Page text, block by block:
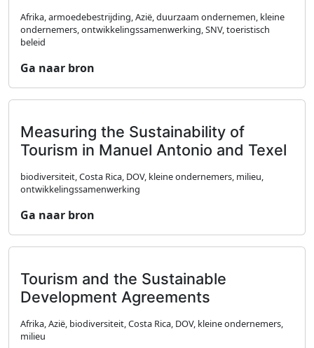
Afrika, armoedebestrijding, Azië, duurzaam ondernemen, kleine
ondernemers, ontwikkelingssamenwerking, SNV, toeristisch
beleid
Ga naar bron
Measuring the Sustainability of
Tourism in Manuel Antonio and Texel
biodiversiteit, Costa Rica, DOV, kleine ondernemers, milieu,
ontwikkelingssamenwerking
Ga naar bron
Tourism and the Sustainable
Development Agreements
Afrika, Azië, biodiversiteit, Costa Rica, DOV, kleine ondernemers,
milieu